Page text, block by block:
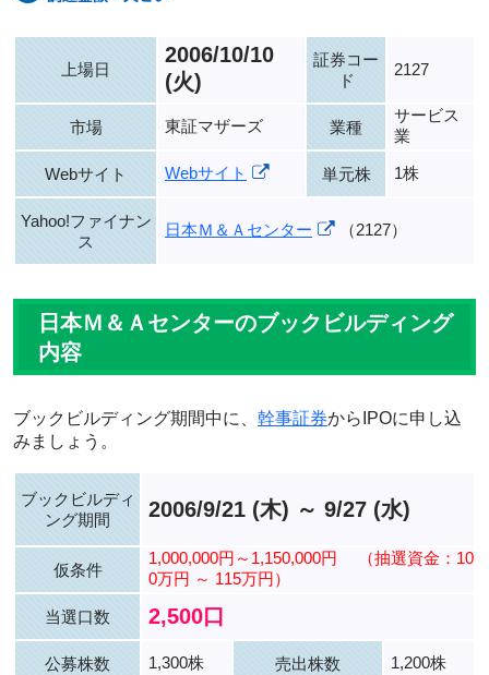
上場日
2006/10/10
(火)
証券コー
ド
2127
市場 東証マザーズ 業種
サービス
業
Webサイト Webサイト 単元株 1株
Yahoo!ファイナン
ス
日本Ｍ＆Ａセンター （2127）
日本Ｍ＆Ａセンターのブックビルディング
内容
ブックビルディング期間中に、 幹事証券からIPOに申し込
みましょう。
ブックビルディ
ング期間
2006/9/21 (木) ～ 9/27 (水)
仮条件
1,000,000円～1,150,000円
（抽選資金：10
0万円 ～ 115万円）
当選口数 2,500口
公募株数 1,300株 売出株数 1,200株